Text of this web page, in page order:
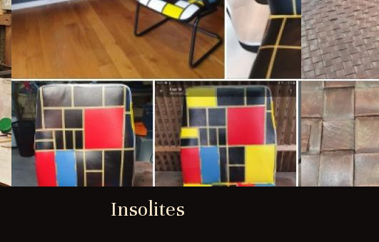
Insolites